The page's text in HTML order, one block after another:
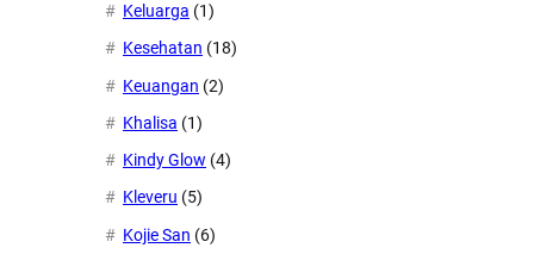
Keluarga (1)
Kesehatan (18)
Keuangan (2)
Khalisa (1)
Kindy Glow (4)
Kleveru (5)
Kojie San (6)